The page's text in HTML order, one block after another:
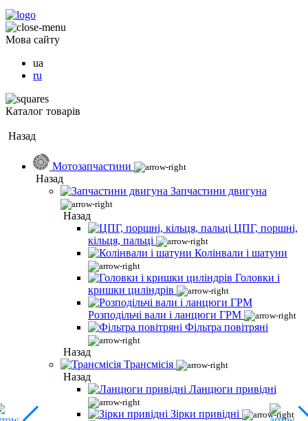
Мова сайту
ua
ru
Каталог товарів
Назад
Мотозапчастини
Назад
Запчастини двигуна
Назад
ЦПГ, поршні,
кільця, пальці
Колінвали і шатуни
Головки і
кришки циліндрів
Розподільчі вали і ланцюги ГРМ
Фільтра повітряні
Назад
Трансмісія
Назад
Ланцюги привідні
Зірки привідні